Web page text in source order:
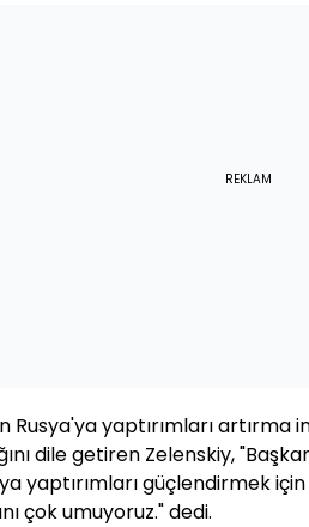
REKLAM
Rusya'ya yaptırımları artırma
dile getiren Zelenskiy,
yaptırımları güçlendirmek
çok umuyoruz." dedi.